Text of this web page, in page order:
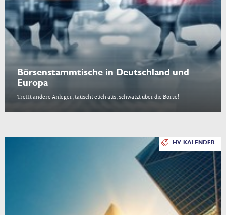
Börsenstammtische in Deutschland und
Europa
Trefft andere Anleger, tauscht euch aus, schwatzt über die Börse!
HV-KALENDER